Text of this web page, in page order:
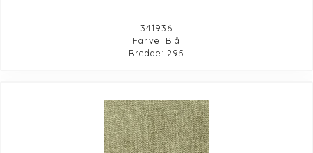
341936
Farve: Blå
Bredde: 295